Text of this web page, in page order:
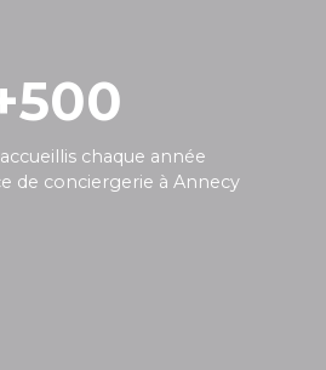
chaque année
de conciergerie à Annecy